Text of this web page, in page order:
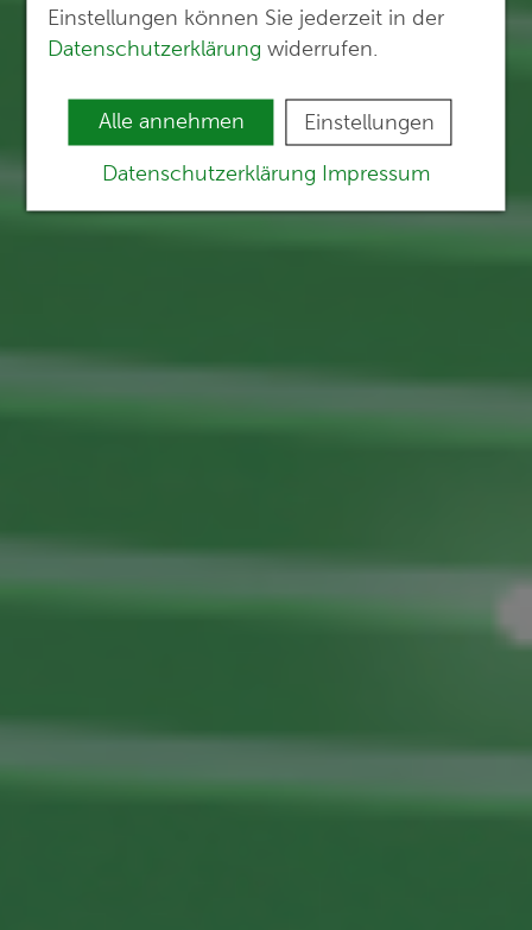
Einstellungen können Sie jederzeit in der
Datenschutzerklärungwiderrufen.
Alle annehmen Einstellungen
Datenschutzerklärung Impressum